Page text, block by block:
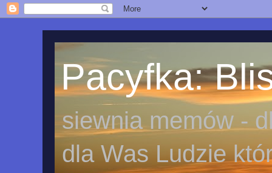
Pacyfka:
siewnia memów -
dla Was Ludzie